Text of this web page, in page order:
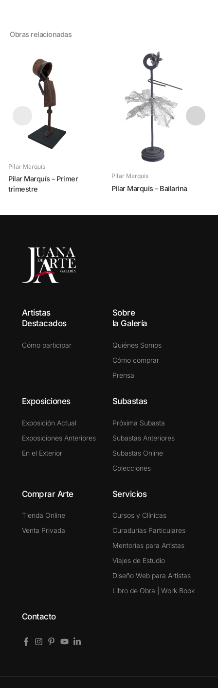
Obras relacionadas
Pilar Marquís
Pilar Marquís – Primer
trimestre
Pilar Marquís
Pilar Marquís – Bailarina
Artistas
Destacados
Cómo participar
Sobre
la Galería
Quiénes Somos
Cómo comprar
Prensa
Exposiciones
Exposición Actual
Exposiciones Anteriores
En el Exterior
Subastas
Próxima Subasta
Subastas Anteriores
Subastas Online
Colecciones
Comprar Arte
Tienda Online
Venta Privada
Servicios
Cursos y Clínicas
Curadurías Particulares
Mentorías para Artistas
Viajes de Estudio
Diseño Web para Artistas
Libro de Obra | Work Book
Contacto